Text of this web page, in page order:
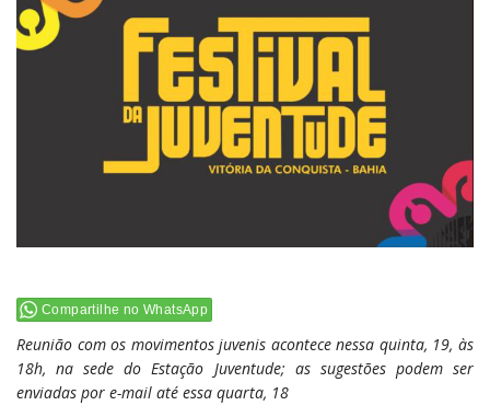
Compartilhe no WhatsApp
Reunião com os movimentos juvenis acontece nessa quinta, 19, às
18h, na sede do Estação Juventude; as sugestões podem ser
enviadas por e-mail até essa quarta, 18